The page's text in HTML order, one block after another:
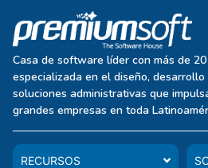
Casa de software líder con más de
especializada en el diseño,
soluciones administrativas que
grandes empresas en toda
RECURSOS